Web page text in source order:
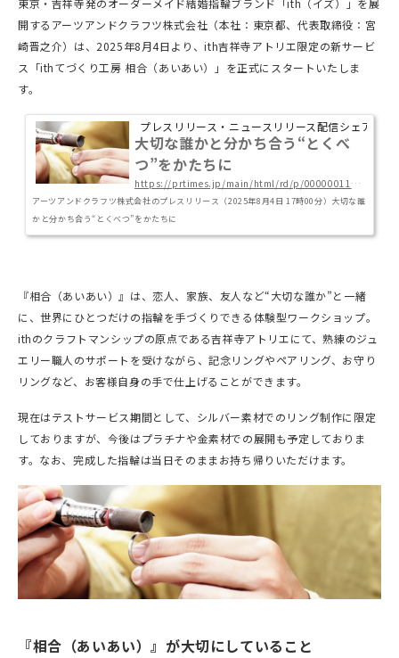
東京・吉祥寺発のオーダーメイド結婚指輪ブランド「ith（イズ）」を展
開するアーツアンドクラフツ株式会社（本社：東京都、代表取締役：宮
崎晋之介）は、2025年8月4日より、ith吉祥寺アトリエ限定の新サービ
ス「ithてづくり工房 相合（あいあい）」を正式にスタートいたしま
す。
プレスリリース・ニュースリリース配信シェア
大切な誰かと分かち合う“とくべ
つ”をかたちに
https://prtimes.jp/main/html/rd/p/000000114.000013986.html
アーツアンドクラフツ株式会社のプレスリリース（2025年8月4日 17時00分）大切な誰
かと分かち合う“とくべつ”をかたちに
『相合（あいあい）』は、恋人、家族、友人など“大切な誰か”と一緒
に、世界にひとつだけの指輪を手づくりできる体験型ワークショップ。
ithのクラフトマンシップの原点である吉祥寺アトリエにて、熟練のジュ
エリー職人のサポートを受けながら、記念リングやペアリング、お守り
リングなど、お客様自身の手で仕上げることができます。
現在はテストサービス期間として、シルバー素材でのリング制作に限定
しておりますが、今後はプラチナや金素材での展開も予定しておりま
す。なお、完成した指輪は当日そのままお持ち帰りいただけます。
『相合（あいあい）』が大切にしていること